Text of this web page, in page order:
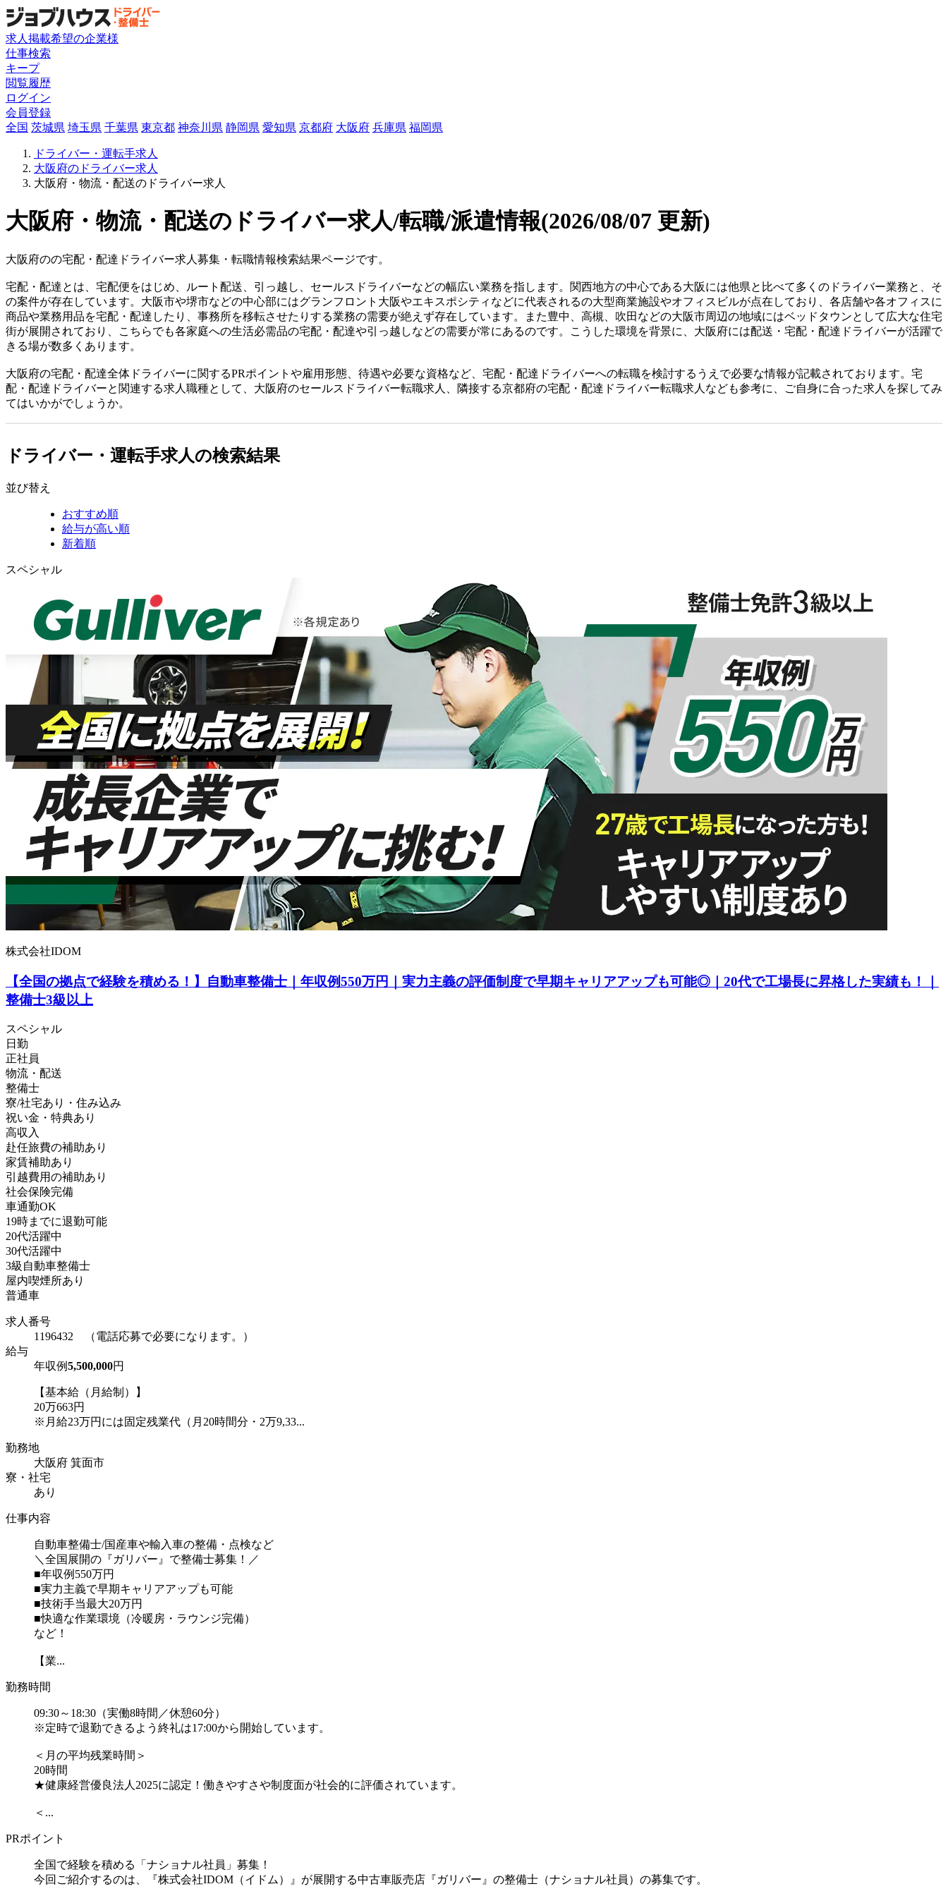
求人掲載希望の企業様
仕事検索
キープ
閲覧履歴
ログイン
会員登録
全国 茨城県 埼玉県 千葉県 東京都 神奈川県 静岡県 愛知県 京都府 大阪府 兵庫県 福岡県
ドライバー・運転手求人
大阪府のドライバー求人
大阪府・物流・配送のドライバー求人
大阪府・物流・配送のドライバー求人/転職/派遣情報(2026/08/07 更新)
大阪府のの宅配・配達ドライバー求人募集・転職情報検索結果ページです。
宅配・配達とは、宅配便をはじめ、ルート配送、引っ越し、セールスドライバーなどの幅広い業務を指します。関西地方の中心である大阪には他県と比べて多くのドライバー業務と、そ
の案件が存在しています。大阪市や堺市などの中心部にはグランフロント大阪やエキスポシティなどに代表されるの大型商業施設やオフィスビルが点在しており、各店舗や各オフィスに
商品や業務用品を宅配・配達したり、事務所を移転させたりする業務の需要が絶えず存在しています。また豊中、高槻、吹田などの大阪市周辺の地域にはベッドタウンとして広大な住宅
街が展開されており、こちらでも各家庭への生活必需品の宅配・配達や引っ越しなどの需要が常にあるのです。こうした環境を背景に、大阪府には配送・宅配・配達ドライバーが活躍で
きる場が数多くあります。
大阪府の宅配・配達全体ドライバーに関するPRポイントや雇用形態、待遇や必要な資格など、宅配・配達ドライバーへの転職を検討するうえで必要な情報が記載されております。宅
配・配達ドライバーと関連する求人職種として、大阪府のセールスドライバー転職求人、隣接する京都府の宅配・配達ドライバー転職求人なども参考に、ご自身に合った求人を探してみ
てはいかがでしょうか。
ドライバー・運転手求人の検索結果
並び替え
おすすめ順
給与が高い順
新着順
スペシャル
株式会社IDOM
【全国の拠点で経験を積める！】自動車整備士｜年収例550万円｜実力主義の評価制度で早期キャリアアップも可能◎｜20代で工場長に昇格した実績も！｜
整備士3級以上
スペシャル
日勤
正社員
物流・配送
整備士
寮/社宅あり・住み込み
祝い金・特典あり
高収入
赴任旅費の補助あり
家賃補助あり
引越費用の補助あり
社会保険完備
車通勤OK
19時までに退勤可能
20代活躍中
30代活躍中
3級自動車整備士
屋内喫煙所あり
普通車
求人番号
1196432 （電話応募で必要になります。）
給与
年収例5,500,000円
【基本給（月給制）】
20万663円
※月給23万円には固定残業代（月20時間分・2万9,33...
勤務地
大阪府 箕面市
寮・社宅
あり
仕事内容
自動車整備士/国産車や輸入車の整備・点検など
＼全国展開の『ガリバー』で整備士募集！／
■年収例550万円
■実力主義で早期キャリアアップも可能
■技術手当最大20万円
■快適な作業環境（冷暖房・ラウンジ完備）
など！
【業...
勤務時間
09:30～18:30（実働8時間／休憩60分）
※定時で退勤できるよう終礼は17:00から開始しています。
＜月の平均残業時間＞
20時間
★健康経営優良法人2025に認定！働きやすさや制度面が社会的に評価されています。
＜...
PRポイント
全国で経験を積める「ナショナル社員」募集！
今回ご紹介するのは、『株式会社IDOM（イドム）』が展開する中古車販売店『ガリバー』の整備士（ナショナル社員）の募集です。